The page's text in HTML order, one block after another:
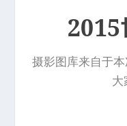
摄影图库来自于
大